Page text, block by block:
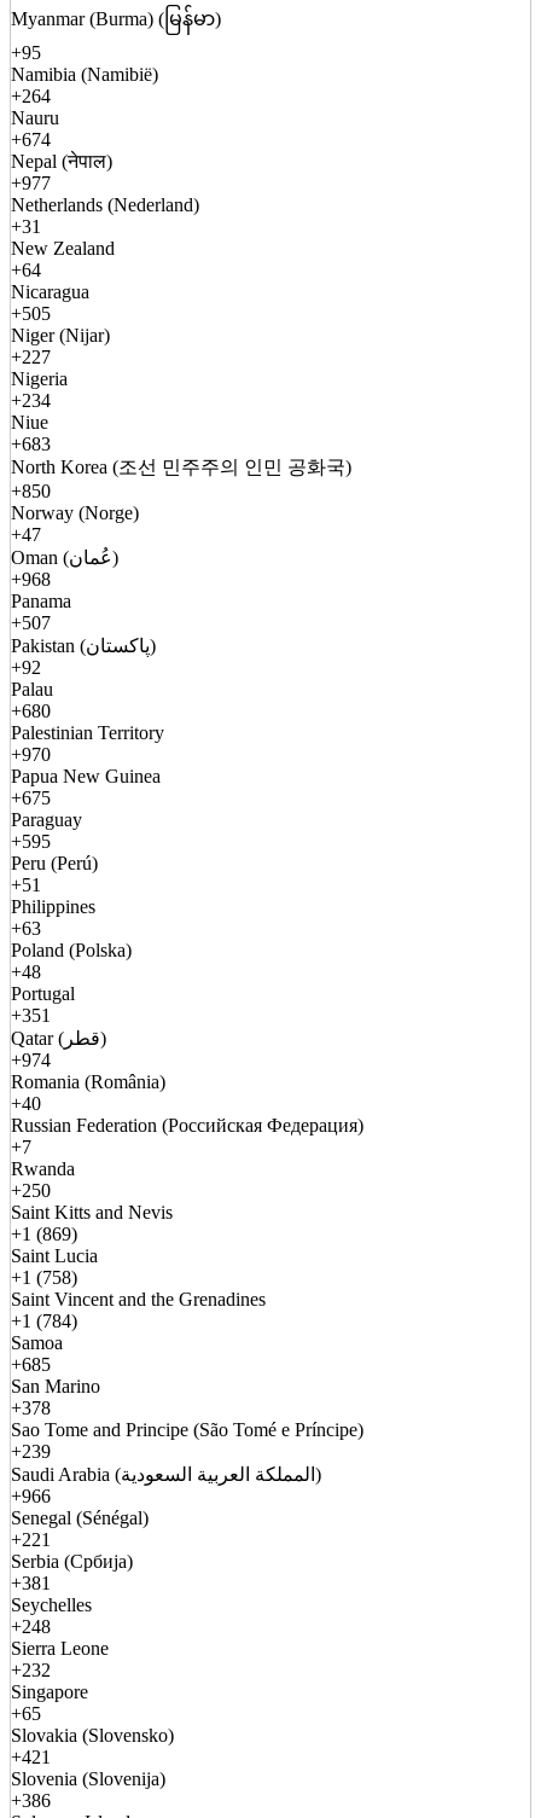
Myanmar (Burma) (မြန်မာ)
+95
Namibia (Namibië)
+264
Nauru
+674
Nepal (नेपाल)
+977
Netherlands (Nederland)
+31
New Zealand
+64
Nicaragua
+505
Niger (Nijar)
+227
Nigeria
+234
Niue
+683
North Korea (조선 민주주의 인민 공화국)
+850
Norway (Norge)
+47
Oman (عُمان)
+968
Panama
+507
Pakistan (پاکستان)
+92
Palau
+680
Palestinian Territory
+970
Papua New Guinea
+675
Paraguay
+595
Peru (Perú)
+51
Philippines
+63
Poland (Polska)
+48
Portugal
+351
Qatar (قطر)
+974
Romania (România)
+40
Russian Federation (Российская Федерация)
+7
Rwanda
+250
Saint Kitts and Nevis
+1 (869)
Saint Lucia
+1 (758)
Saint Vincent and the Grenadines
+1 (784)
Samoa
+685
San Marino
+378
Sao Tome and Principe (São Tomé e Príncipe)
+239
Saudi Arabia (المملكة العربية السعودية)
+966
Senegal (Sénégal)
+221
Serbia (Србија)
+381
Seychelles
+248
Sierra Leone
+232
Singapore
+65
Slovakia (Slovensko)
+421
Slovenia (Slovenija)
+386